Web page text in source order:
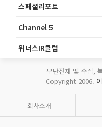
스페셜리포트
Channel 5
위너스IR클럽
무단전재 및 수집,
Copyright 2006.
회사소개